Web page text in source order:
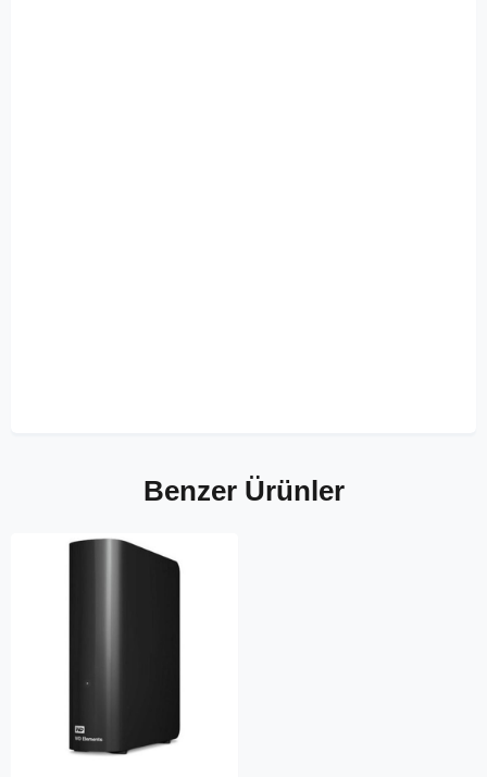
Benzer Ürünler